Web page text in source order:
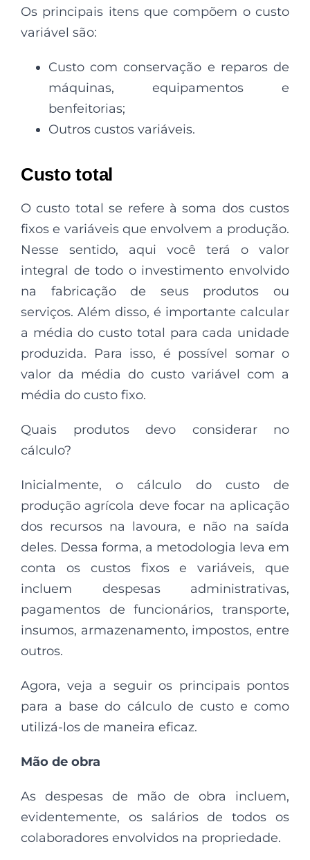
Os principais itens que compõem o custo
variável são:
Custo com conservação e reparos de
máquinas, equipamentos e
benfeitorias;
Outros custos variáveis.
Custo total
O custo total se refere à soma dos custos
fixos e variáveis que envolvem a produção.
Nesse sentido, aqui você terá o valor
integral de todo o investimento envolvido
na fabricação de seus produtos ou
serviços. Além disso, é importante calcular
a média do custo total para cada unidade
produzida. Para isso, é possível somar o
valor da média do custo variável com a
média do custo fixo.
Quais produtos devo considerar no
cálculo?
Inicialmente, o cálculo do custo de
produção agrícola deve focar na aplicação
dos recursos na lavoura, e não na saída
deles. Dessa forma, a metodologia leva em
conta os custos fixos e variáveis, que
incluem despesas administrativas,
pagamentos de funcionários, transporte,
insumos, armazenamento, impostos, entre
outros.
Agora, veja a seguir os principais pontos
para a base do cálculo de custo e como
utilizá-los de maneira eficaz.
Mão de obra
As despesas de mão de obra incluem,
evidentemente, os salários de todos os
colaboradores envolvidos na propriedade.